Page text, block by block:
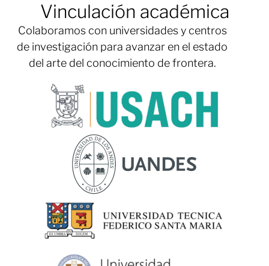
Vinculación académica
Colaboramos con universidades y centros
de investigación para avanzar en el estado
del arte del conocimiento de frontera.